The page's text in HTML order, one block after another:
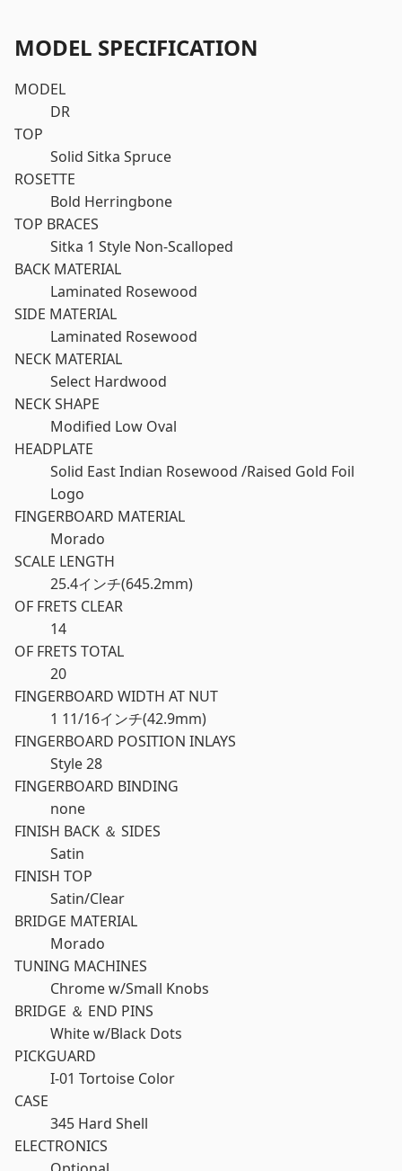
MODEL SPECIFICATION
MODEL
DR
TOP
Solid Sitka Spruce
ROSETTE
Bold Herringbone
TOP BRACES
Sitka 1 Style Non-Scalloped
BACK MATERIAL
Laminated Rosewood
SIDE MATERIAL
Laminated Rosewood
NECK MATERIAL
Select Hardwood
NECK SHAPE
Modified Low Oval
HEADPLATE
Solid East Indian Rosewood /Raised Gold Foil
Logo
FINGERBOARD MATERIAL
Morado
SCALE LENGTH
25.4インチ(645.2mm)
OF FRETS CLEAR
14
OF FRETS TOTAL
20
FINGERBOARD WIDTH AT NUT
1 11/16インチ(42.9mm)
FINGERBOARD POSITION INLAYS
Style 28
FINGERBOARD BINDING
none
FINISH BACK ＆ SIDES
Satin
FINISH TOP
Satin/Clear
BRIDGE MATERIAL
Morado
TUNING MACHINES
Chrome w/Small Knobs
BRIDGE ＆ END PINS
White w/Black Dots
PICKGUARD
I-01 Tortoise Color
CASE
345 Hard Shell
ELECTRONICS